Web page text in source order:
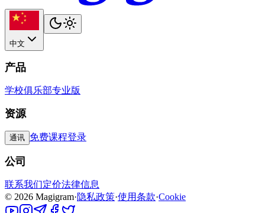
中文
产品
学校俱乐部专业版
资源
通讯 免费课程登录
公司
联系我们定价法律信息
© 2026 Magigram·隐私政策·使用条款·Cookie